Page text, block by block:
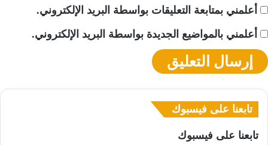
أعلمني بمتابعة التعليقات بواسطة البريد الإلكتروني.
أعلمني بالمواضيع الجديدة بواسطة البريد الإلكتروني.
تابعنا على فيسبوك
تابعنا على فيسبوك